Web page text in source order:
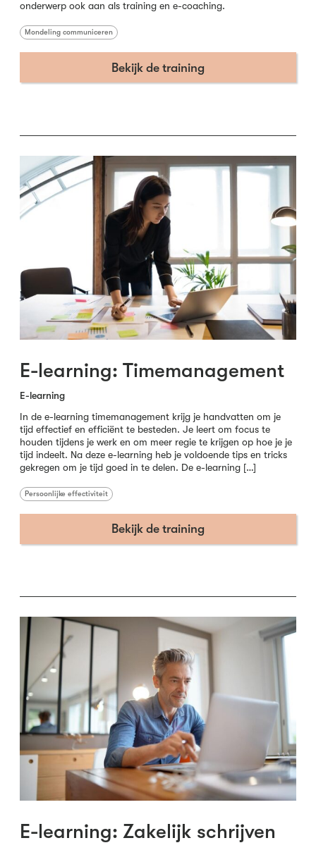
onderwerp ook aan als training en e-coaching.
Mondeling communiceren
Bekijk de training
E-learning: Timemanagement
E-learning
In de e-learning timemanagement krijg je handvatten om je
tijd effectief en efficiënt te besteden. Je leert om focus te
houden tijdens je werk en om meer regie te krijgen op hoe je je
tijd indeelt. Na deze e-learning heb je voldoende tips en tricks
gekregen om je tijd goed in te delen. De e-learning […]
Persoonlijke effectiviteit
Bekijk de training
E-learning: Zakelijk schrijven